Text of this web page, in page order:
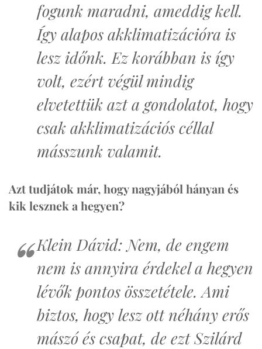
fogunk maradni, ameddig kell.
Így alapos akklimatizációra is
lesz időnk. Ez korábban is így
volt, ezért végül mindig
elvetettük azt a gondolatot, hogy
csak akklimatizációs céllal
másszunk valamit.
Azt tudjátok már, hogy nagyjából hányan és
kik lesznek a hegyen?
Klein Dávid: Nem, de engem
nem is annyira érdekel a hegyen
lévők pontos összetétele. Ami
biztos, hogy lesz ott néhány erős
mászó és csapat, de ezt Szilárd